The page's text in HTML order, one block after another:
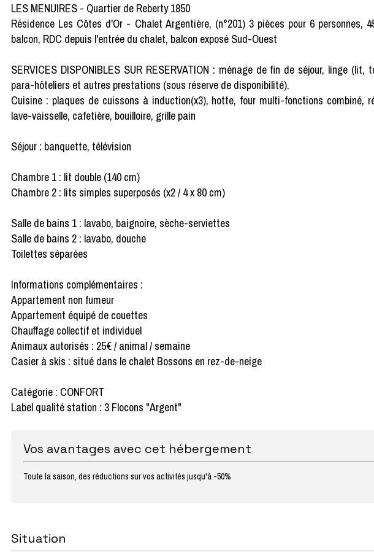
LES MENUIRES - Quartier de Reberty 1850
Résidence Les Côtes d'Or - Chalet Argentière, (n°201) 3 pièces pour 6 personnes,
balcon, RDC depuis l'entrée du chalet, balcon exposé Sud-Ouest
SERVICES DISPONIBLES SUR RESERVATION : ménage de fin de séjour, linge (lit,
para-hôteliers et autres prestations (sous réserve de disponibilité).
Cuisine : plaques de cuissons à induction(x3), hotte, four multi-fonctions combiné,
lave-vaisselle, cafetière, bouilloire, grille pain
Séjour : banquette, télévision
Chambre 1 : lit double (140 cm)
Chambre 2 : lits simples superposés (x2 / 4 x 80 cm)
Salle de bains 1 : lavabo, baignoire, sèche-serviettes
Salle de bains 2 : lavabo, douche
Toilettes séparées
Informations complémentaires :
Appartement non fumeur
Appartement équipé de couettes
Chauffage collectif et individuel
Animaux autorisés : 25€ / animal / semaine
Casier à skis : situé dans le chalet Bossons en rez-de-neige
Catégorie : CONFORT
Label qualité station : 3 Flocons "Argent"
Vos avantages avec cet hébergement
Toute la saison, des réductions sur vos activités jusqu'à -50%
Situation